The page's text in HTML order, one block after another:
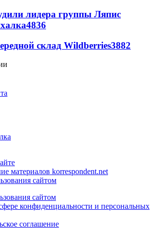
лидера группы Ляпис
4836
склад Wildberries3882
материалов korrespondent.net
сайтом
сайтом
конфиденциальности и персональных
соглашение